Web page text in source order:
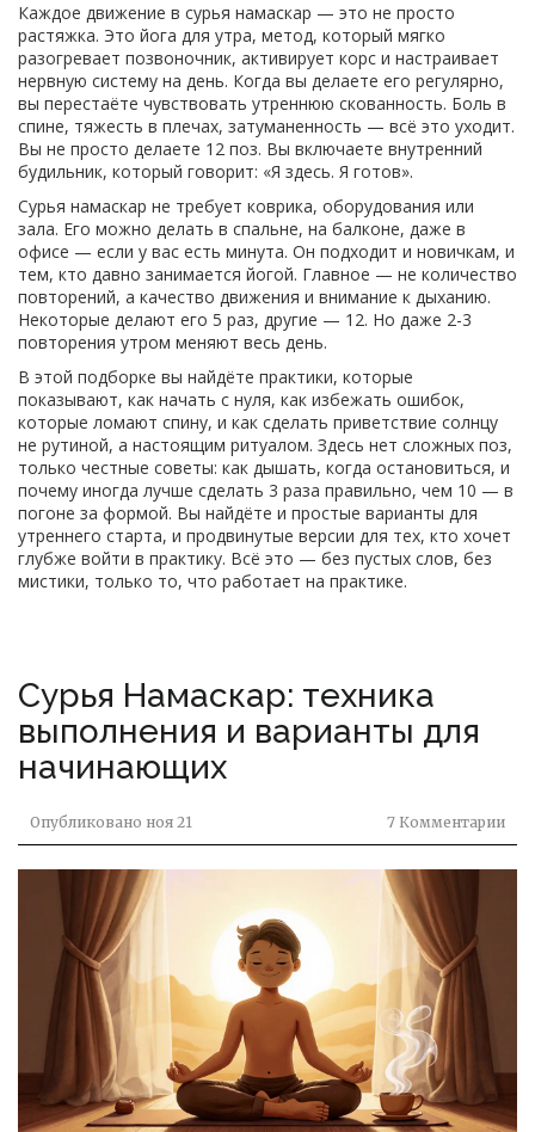
Каждое движение в сурья намаскар — это не просто
растяжка. Это йога для утра, метод, который мягко
разогревает позвоночник, активирует корс и настраивает
нервную систему на день. Когда вы делаете его регулярно,
вы перестаёте чувствовать утреннюю скованность. Боль в
спине, тяжесть в плечах, затуманенность — всё это уходит.
Вы не просто делаете 12 поз. Вы включаете внутренний
будильник, который говорит: «Я здесь. Я готов».
Сурья намаскар не требует коврика, оборудования или
зала. Его можно делать в спальне, на балконе, даже в
офисе — если у вас есть минута. Он подходит и новичкам, и
тем, кто давно занимается йогой. Главное — не количество
повторений, а качество движения и внимание к дыханию.
Некоторые делают его 5 раз, другие — 12. Но даже 2-3
повторения утром меняют весь день.
В этой подборке вы найдёте практики, которые
показывают, как начать с нуля, как избежать ошибок,
которые ломают спину, и как сделать приветствие солнцу
не рутиной, а настоящим ритуалом. Здесь нет сложных поз,
только честные советы: как дышать, когда остановиться, и
почему иногда лучше сделать 3 раза правильно, чем 10 — в
погоне за формой. Вы найдёте и простые варианты для
утреннего старта, и продвинутые версии для тех, кто хочет
глубже войти в практику. Всё это — без пустых слов, без
мистики, только то, что работает на практике.
Сурья Намаскар: техника
выполнения и варианты для
начинающих
Опубликовано ноя 21 7 Комментарии